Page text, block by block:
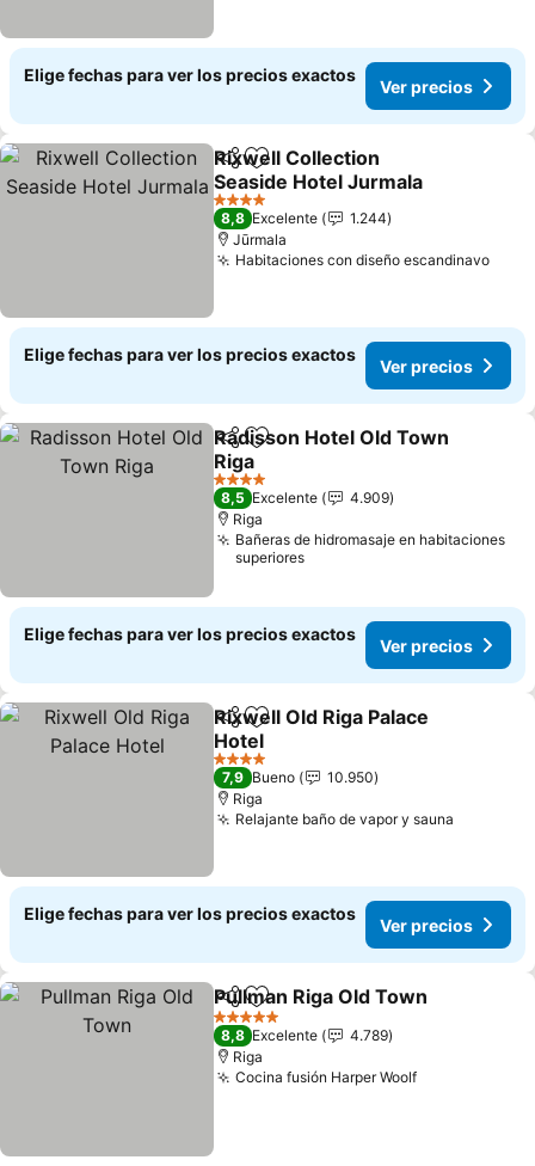
Elige fechas para ver los precios exactos
Ver precios
CompartirAgregar a favoritos
Rixwell Collection
Seaside Hotel Jurmala
Ver precios
4 Estrellas
8,8 Excelente
1.244
Jūrmala
Habitaciones con diseño escandinavoVer
Elige fechas para ver los precios exactos
Ver precios
CompartirAgregar a favoritos
Radisson Hotel Old Town
Riga
Ver precios
4 Estrellas
8,5 Excelente
4.909
Riga
Bañeras de hidromasaje en habitaciones
superiores
Elige fechas para ver los precios exactos
Ver precios
CompartirAgregar a favoritos
Rixwell Old Riga Palace
Hotel
Ver precios
4 Estrellas
7,9 Bueno
10.950
Riga
Relajante baño de vapor y sauna
Elige fechas para ver los precios exactos
Ver precios
CompartirAgregar a favoritos
Pullman Riga Old Town
5 Estrellas
8,8 Excelente
4.789
Riga
Cocina fusión Harper WoolfVer precios